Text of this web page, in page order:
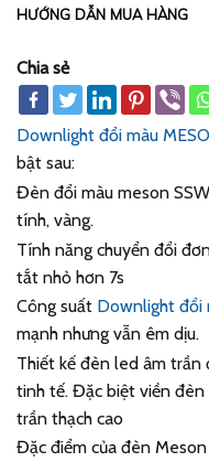
HƯỚNG DẪN MUA HÀNG
Chia sẻ
Downlight đổi màu
bật sau:
Đèn đổi màu meson
tính, vàng.
Tính năng chuyển đổi
tắt nhỏ hơn 7s
Công suất Downlight đổi
mạnh nhưng vẫn êm dịu.
Thiết kế đèn led âm trần
tinh tế. Đặc biệt viền đèn
trần thạch cao
Đặc điểm của đèn